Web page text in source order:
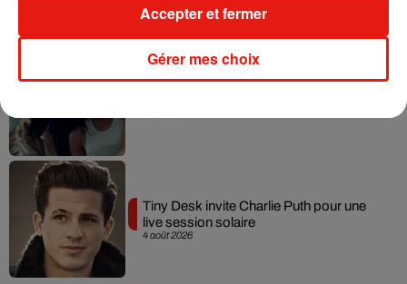
Benny Blanco invite Selena Gomez et
4 août 2026
Tiny Desk invite Charlie Puth pour une
live session solaire
Gérer mes choix
Accepter et fermer